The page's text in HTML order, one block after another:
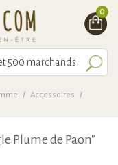
0
/ Accessoires
/
Plume de Paon"